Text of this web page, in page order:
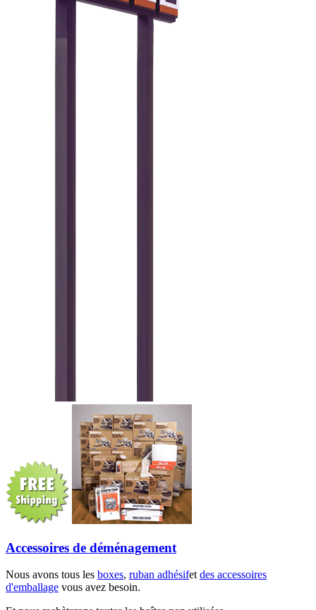
Accessoires de déménagement
Nous avons tous les boxes, ruban adhésifetdes accessoires
d'emballage vous avez besoin.